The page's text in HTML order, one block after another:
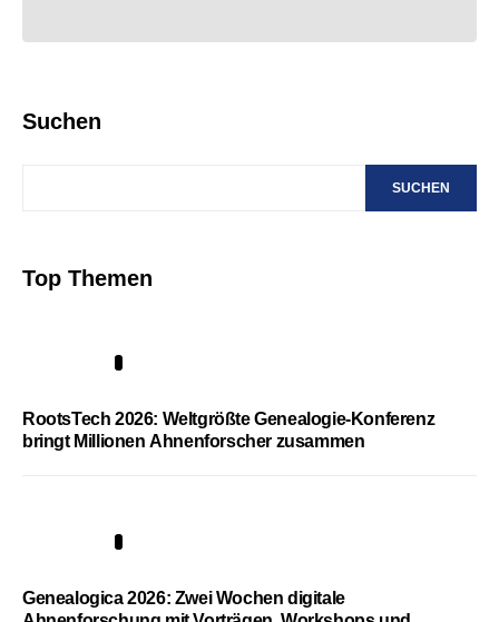
Suchen
SUCHEN
Top Themen
RootsTech 2026: Weltgrößte Genealogie-Konferenz
bringt Millionen Ahnenforscher zusammen
Genealogica 2026: Zwei Wochen digitale